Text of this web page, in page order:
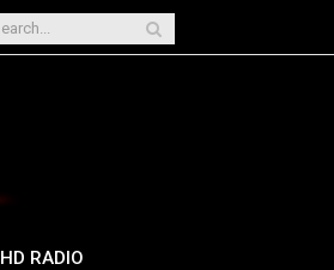
HD RADIO